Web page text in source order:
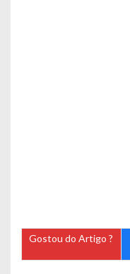
Gostou do Artigo ?